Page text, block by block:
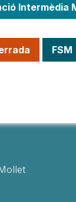
Intermèdia
FSM